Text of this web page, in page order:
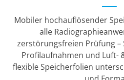
Mobiler hochauflösender
alle
zerstörungsfreien Prüfung
Profilaufnahmen und Luft-
flexible Speicherfolien